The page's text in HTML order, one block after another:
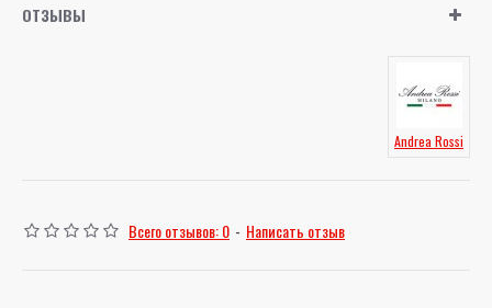
ОТЗЫВЫ
Andrea Rossi
Всего отзывов: 0 - Написать отзыв